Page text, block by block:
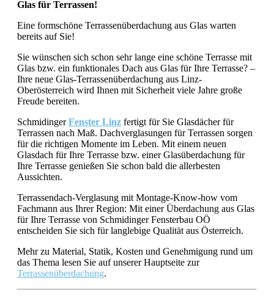
Glas für Terrassen!
Eine formschöne Terrassenüberdachung aus Glas warten
bereits auf Sie!
Sie wünschen sich schon sehr lange eine schöne Terrasse mit
Glas bzw. ein funktionales Dach aus Glas für Ihre Terrasse? –
Ihre neue Glas-Terrassenüberdachung aus Linz-
Oberösterreich wird Ihnen mit Sicherheit viele Jahre große
Freude bereiten.
SchmidingerFenster Linz fertigt für Sie Glasdächer für
Terrassen nach Maß. Dachverglasungen für Terrassen sorgen
für die richtigen Momente im Leben. Mit einem neuen
Glasdach für Ihre Terrasse bzw. einer Glasüberdachung für
Ihre Terrasse genießen Sie schon bald die allerbesten
Aussichten.
Terrassendach-Verglasung mit Montage-Know-how vom
Fachmann aus Ihrer Region: Mit einer Überdachung aus Glas
für Ihre Terrasse von Schmidinger Fensterbau OÖ
entscheiden Sie sich für langlebige Qualität aus Österreich.
Mehr zu Material, Statik, Kosten und Genehmigung rund um
das Thema lesen Sie auf unserer Hauptseite zur
Terrassenüberdachung.